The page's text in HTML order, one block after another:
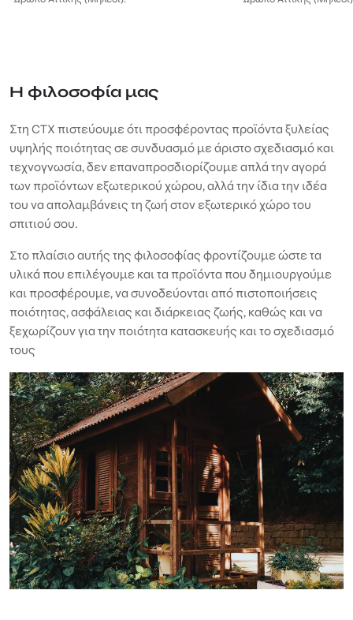
Η φιλοσοφία μας
Στη CTX πιστεύουμε ότι προσφέροντας προϊόντα ξυλείας
υψηλής ποιότητας σε συνδυασμό με άριστο σχεδιασμό και
τεχνογνωσία, δεν επαναπροσδιορίζουμε απλά την αγορά
των προϊόντων εξωτερικού χώρου, αλλά την ίδια την ιδέα
του να απολαμβάνεις τη ζωή στον εξωτερικό χώρο του
σπιτιού σου.
Στο πλαίσιο αυτής της φιλοσοφίας φροντίζουμε ώστε τα
υλικά που επιλέγουμε και τα προϊόντα που δημιουργούμε
και προσφέρουμε, να συνοδεύονται από πιστοποιήσεις
ποιότητας, ασφάλειας και διάρκειας ζωής, καθώς και να
ξεχωρίζουν για την ποιότητα κατασκευής και το σχεδιασμό
τους